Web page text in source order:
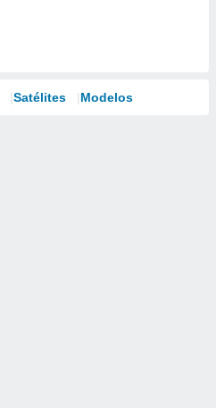
Satélites Modelos